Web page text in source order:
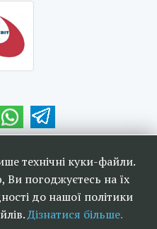
технічні куки-файли.
погоджуєтесь на їх
до нашої політики
Дізнатися більше.